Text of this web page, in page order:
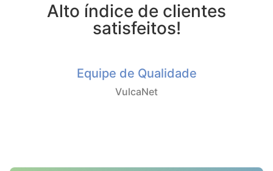
Alto índice de clientes
satisfeitos!
Equipe de Qualidade
VulcaNet